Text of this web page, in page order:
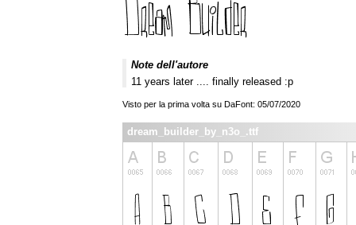
Note dell'autore
11 years later .... finally released :p
Visto per la prima volta su DaFont: 05/07/2020
dream_builder_by_n3o_.ttf